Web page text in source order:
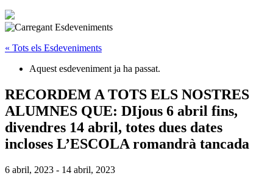
« Tots els Esdeveniments
Aquest esdeveniment ja ha passat.
RECORDEM A TOTS ELS NOSTRES
ALUMNES QUE: DIjous 6 abril fins,
divendres 14 abril, totes dues dates
incloses L’ESCOLA romandrà tancada
6 abril, 2023 - 14 abril, 2023